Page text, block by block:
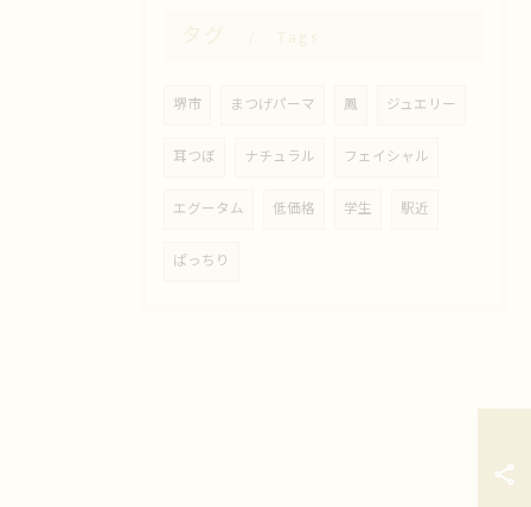
タグ Tags
堺市 まつげパーマ 鳳 ジュエリー
耳つぼ ナチュラル フェイシャル
エグータム 低価格 学生 駅近
ぱっちり